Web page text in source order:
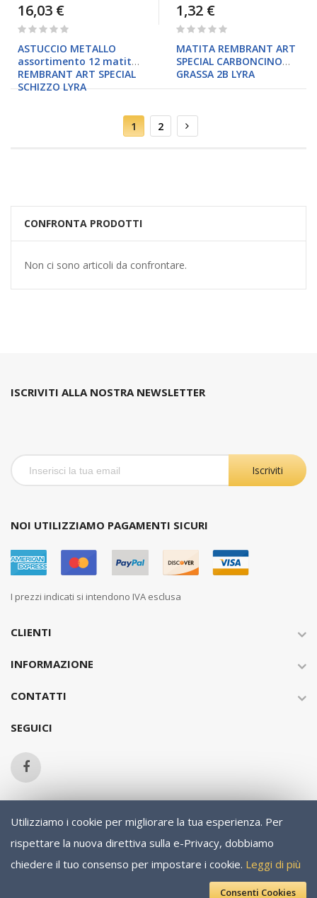
Utilizziamo i cookie per migliorare la tua esperienza. Per
rispettare la nuova direttiva sulla e-Privacy, dobbiamo
chiedere il tuo consenso per impostare i cookie. Leggi di più
Consenti Cookies
16,03 €
Rating:
ASTUCCIO METALLO
assortimento 12 matite
REMBRANT ART SPECIAL
SCHIZZO LYRA
1,32 €
Rating:
MATITA REMBRANT ART
SPECIAL CARBONCINO
GRASSA 2B LYRA
Pagina
Attualmente
stai
leggendo
1 Pagina
2 Pagina
Successivo
CONFRONTA PRODOTTI
Non ci sono articoli da confrontare.
ISCRIVITI ALLA NOSTRA NEWSLETTER
Iscriviti
NOI UTILIZZIAMO PAGAMENTI SICURI
I prezzi indicati si intendono IVA esclusa
CLIENTI
INFORMAZIONE
CONTATTI
SEGUICI